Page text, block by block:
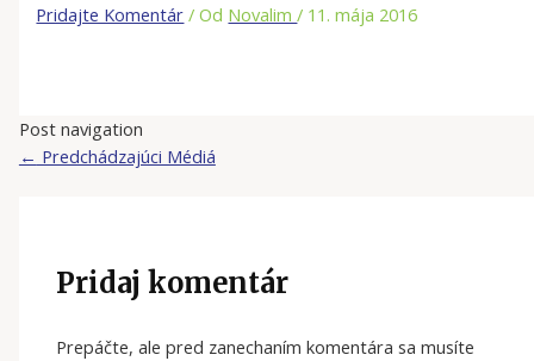
Pridajte Komentár / Od Novalim/ 11. mája 2016
Post navigation
← Predchádzajúci Médiá
Pridaj komentár
Prepáčte, ale pred zanechaním komentára sa musíte